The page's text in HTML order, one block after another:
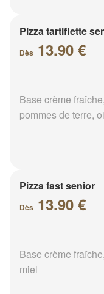
Pizza tartiflette
Dès 13.90 €
Base crème
pommes de terre,
Pizza fast senior
Dès 13.90 €
Base crème
miel